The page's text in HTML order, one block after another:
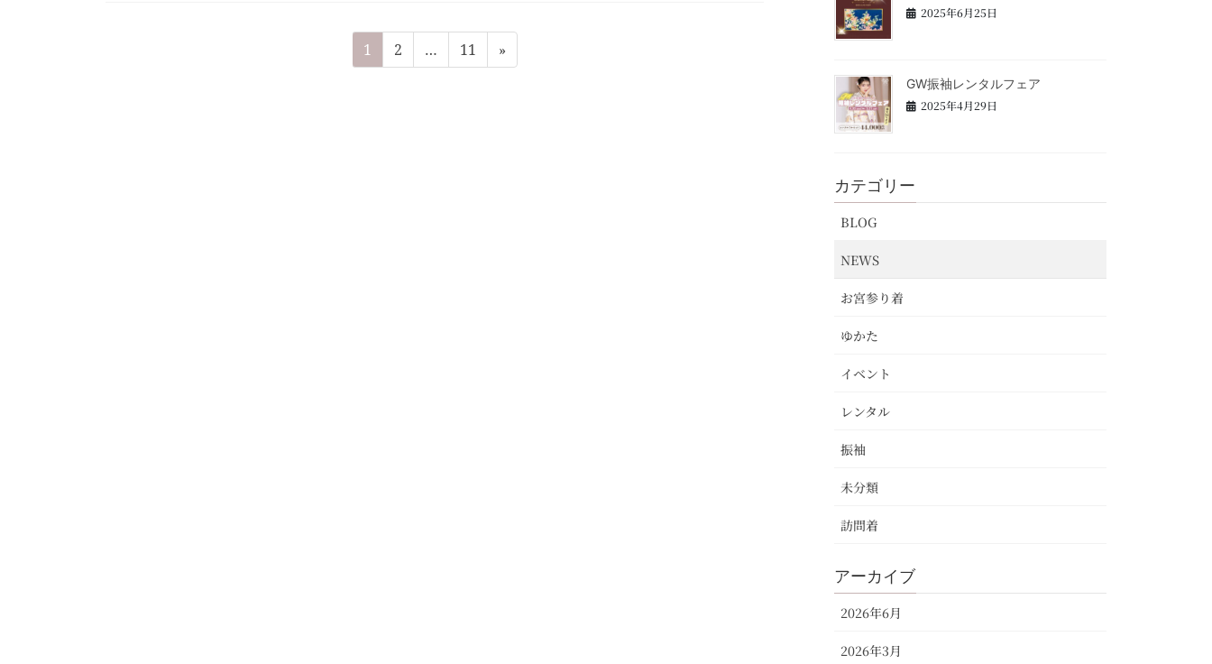
固
定
1
固
定
2 …
固
定
11 »
2025年6月25日
GW振袖レンタルフェア
2025年4月29日
カテゴリー
BLOG
NEWS
お宮参り着
ゆかた
イベント
レンタル
振袖
未分類
訪問着
アーカイブ
2026年6月
2026年3月